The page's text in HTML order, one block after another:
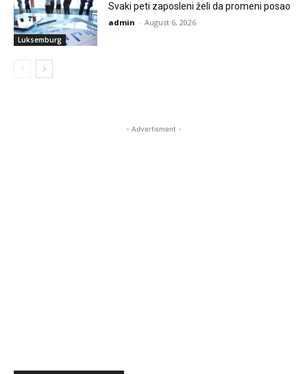
Luksemburg
Svaki peti zaposleni želi da promeni posao
admin - August 6, 2026
- Advertisment -